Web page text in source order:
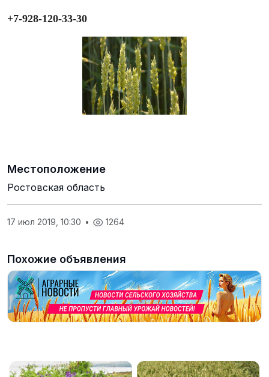
+7-928-120-33-30
Местоположение
Ростовская область
17 июл 2019, 10:30 • 1264
Похожие объявления